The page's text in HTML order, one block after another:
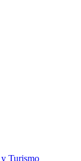
Turismo